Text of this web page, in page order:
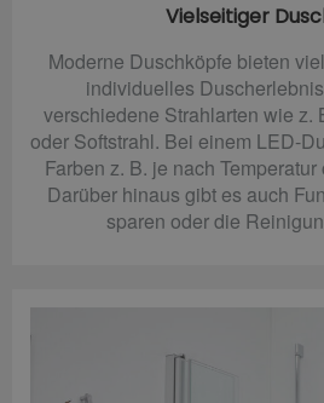
Vielseitiger
Moderne Duschköpfe bieten
individuelles
verschiedene Strahlarten wie z.
oder Softstrahl. Bei einem LED-
Farben z. B. je nach
Darüber hinaus gibt es auch
sparen oder die